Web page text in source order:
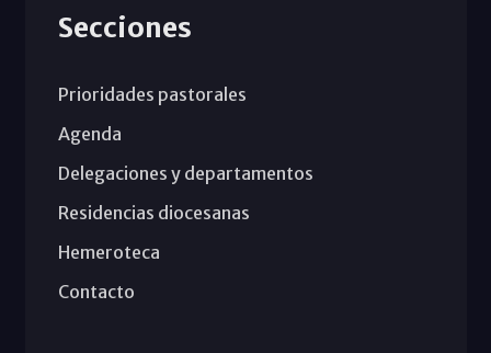
Secciones
Prioridades pastorales
Agenda
Delegaciones y departamentos
Residencias diocesanas
Hemeroteca
Contacto